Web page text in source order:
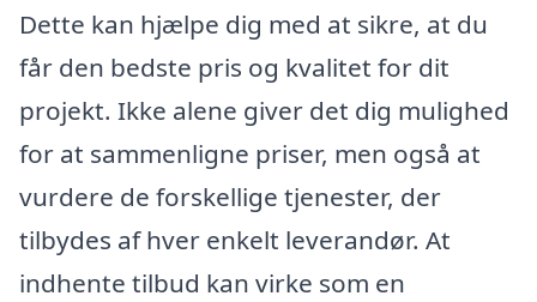
Dette kan hjælpe dig med at sikre, at du
får den bedste pris og kvalitet for dit
projekt. Ikke alene giver det dig mulighed
for at sammenligne priser, men også at
vurdere de forskellige tjenester, der
tilbydes af hver enkelt leverandør. At
indhente tilbud kan virke som en